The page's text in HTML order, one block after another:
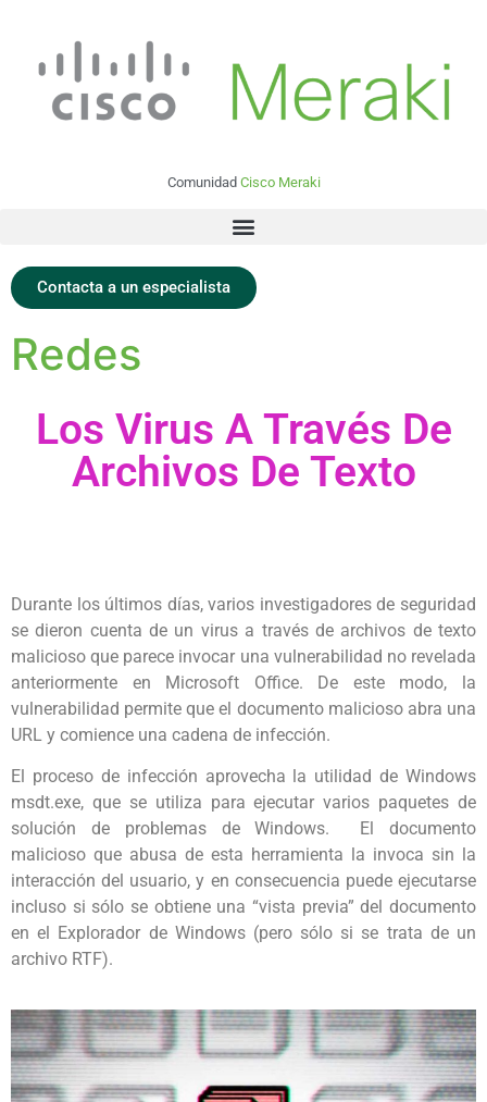
Comunidad Cisco Meraki
Contacta a un especialista
Redes
Los Virus A Través De
Archivos De Texto
Durante los últimos días, varios investigadores de seguridad
se dieron cuenta de un virus a través de archivos de texto
malicioso que parece invocar una vulnerabilidad no revelada
anteriormente en Microsoft Office. De este modo, la
vulnerabilidad permite que el documento malicioso abra una
URL y comience una cadena de infección.
El proceso de infección aprovecha la utilidad de Windows
msdt.exe, que se utiliza para ejecutar varios paquetes de
solución de problemas de Windows. El documento
malicioso que abusa de esta herramienta la invoca sin la
interacción del usuario, y en consecuencia puede ejecutarse
incluso si sólo se obtiene una “vista previa” del documento
en el Explorador de Windows (pero sólo si se trata de un
archivo RTF).